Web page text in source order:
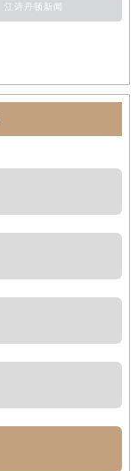
江诗丹顿新闻